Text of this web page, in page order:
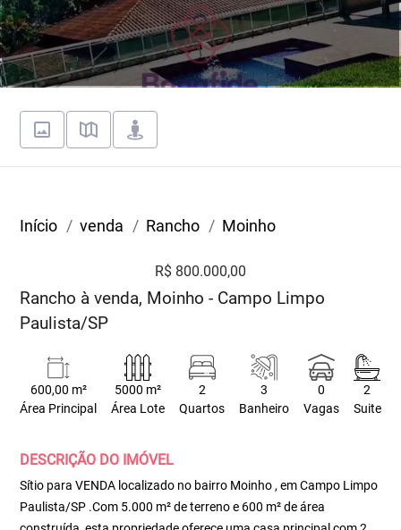
Início venda Rancho Moinho
R$ 800.000,00
Rancho à venda, Moinho - Campo Limpo
Paulista/SP
600,00 m²
Área Principal
5000 m²
Área Lote
2
Quartos
3
Banheiro
0
Vagas
2
Suite
DESCRIÇÃO DO IMÓVEL
Sítio para VENDA localizado no bairro Moinho , em Campo Limpo
Paulista/SP .Com 5.000 m² de terreno e 600 m² de área